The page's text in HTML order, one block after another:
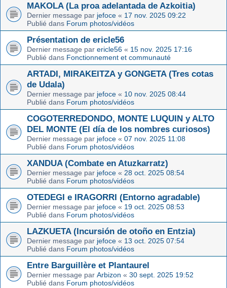
MAKOLA (La proa adelantada de Azkoitia)
Dernier message par jefoce « 17 nov. 2025 09:22
Publié dans Forum photos/vidéos
Présentation de ericle56
Dernier message par ericle56 « 15 nov. 2025 17:16
Publié dans Fonctionnement et communauté
ARTADI, MIRAKEITZA y GONGETA (Tres cotas
de Udala)
Dernier message par jefoce « 10 nov. 2025 08:44
Publié dans Forum photos/vidéos
COGOTERREDONDO, MONTE LUQUIN y ALTO
DEL MONTE (El día de los nombres curiosos)
Dernier message par jefoce « 07 nov. 2025 11:08
Publié dans Forum photos/vidéos
XANDUA (Combate en Atuzkarratz)
Dernier message par jefoce « 28 oct. 2025 08:54
Publié dans Forum photos/vidéos
OTEDEGI e IRAGORRI (Entorno agradable)
Dernier message par jefoce « 19 oct. 2025 08:53
Publié dans Forum photos/vidéos
LAZKUETA (Incursión de otoño en Entzia)
Dernier message par jefoce « 13 oct. 2025 07:54
Publié dans Forum photos/vidéos
Entre Barguillère et Plantaurel
Dernier message par Arbizon « 30 sept. 2025 19:52
Publié dans Forum photos/vidéos